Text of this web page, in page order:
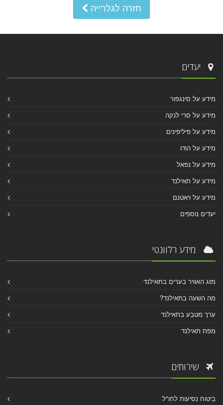
חזרה לגלרייה
יעדים
מידע על סינגפור
מידע על סרי לנקה
מידע על פיליפינים
מידע על הודו
מידע על נפאל
מידע על תאילנד
מידע על ויאטנם
יעדים נוספים
מידע רלוונטי
מזג האוויר בערים בתאילנד
מה השעה בתאילנד?
ערך מטבע בתאילנד
מפת תאילנד
שירותים
ביטוח נסיעות לחו"ל